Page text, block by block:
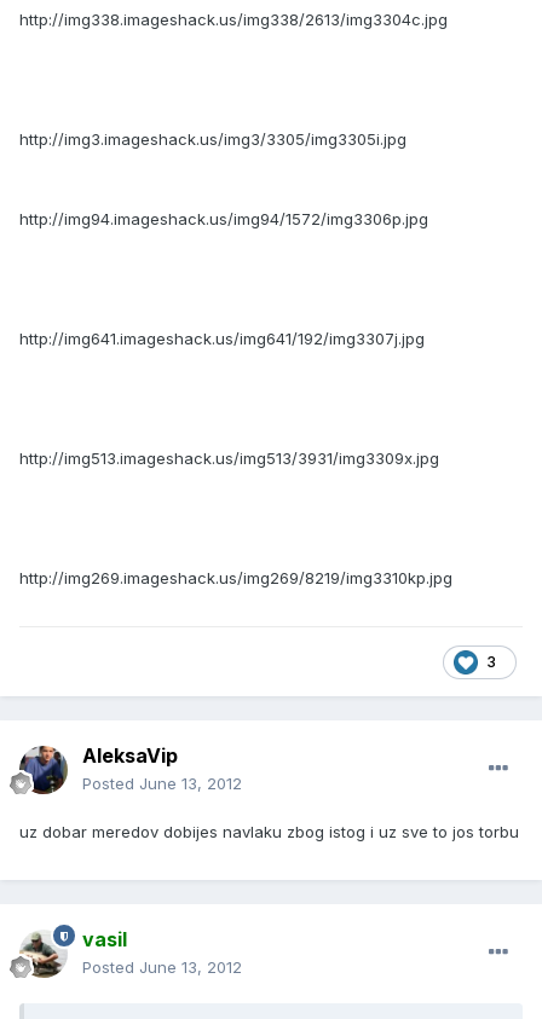
http://img338.imageshack.us/img338/2613/img3304c.jpg
http://img3.imageshack.us/img3/3305/img3305i.jpg
http://img94.imageshack.us/img94/1572/img3306p.jpg
http://img641.imageshack.us/img641/192/img3307j.jpg
http://img513.imageshack.us/img513/3931/img3309x.jpg
http://img269.imageshack.us/img269/8219/img3310kp.jpg
3
AleksaVip
Posted June 13, 2012
uz dobar meredov dobijes navlaku zbog istog i uz sve to jos torbu
vasil
Posted June 13, 2012